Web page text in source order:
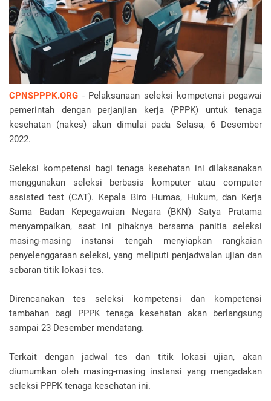
CPNSPPPK.ORG - Pelaksanaan seleksi kompetensi pegawai
pemerintah dengan perjanjian kerja (PPPK) untuk tenaga
kesehatan (nakes) akan dimulai pada Selasa, 6 Desember
2022.
Seleksi kompetensi bagi tenaga kesehatan ini dilaksanakan
menggunakan seleksi berbasis komputer atau computer
assisted test (CAT). Kepala Biro Humas, Hukum, dan Kerja
Sama Badan Kepegawaian Negara (BKN) Satya Pratama
menyampaikan, saat ini pihaknya bersama panitia seleksi
masing-masing instansi tengah menyiapkan rangkaian
penyelenggaraan seleksi, yang meliputi penjadwalan ujian dan
sebaran titik lokasi tes.
Direncanakan tes seleksi kompetensi dan kompetensi
tambahan bagi PPPK tenaga kesehatan akan berlangsung
sampai 23 Desember mendatang.
Terkait dengan jadwal tes dan titik lokasi ujian, akan
diumumkan oleh masing-masing instansi yang mengadakan
seleksi PPPK tenaga kesehatan ini.